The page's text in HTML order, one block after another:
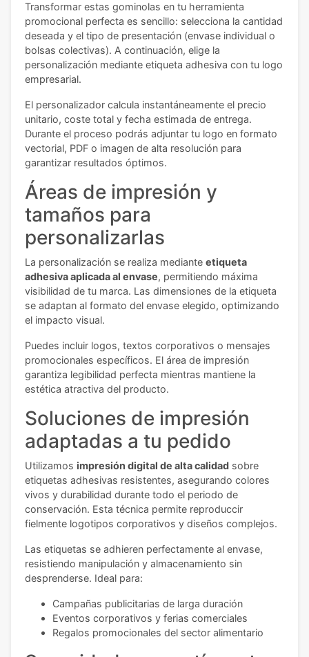
Transformar estas gominolas en tu herramienta
promocional perfecta es sencillo: selecciona la cantidad
deseada y el tipo de presentación (envase individual o
bolsas colectivas). A continuación, elige la
personalización mediante etiqueta adhesiva con tu logo
empresarial.
El personalizador calcula instantáneamente el precio
unitario, coste total y fecha estimada de entrega.
Durante el proceso podrás adjuntar tu logo en formato
vectorial, PDF o imagen de alta resolución para
garantizar resultados óptimos.
Áreas de impresión y
tamaños para
personalizarlas
La personalización se realiza mediante etiqueta
adhesiva aplicada al envase, permitiendo máxima
visibilidad de tu marca. Las dimensiones de la etiqueta
se adaptan al formato del envase elegido, optimizando
el impacto visual.
Puedes incluir logos, textos corporativos o mensajes
promocionales específicos. El área de impresión
garantiza legibilidad perfecta mientras mantiene la
estética atractiva del producto.
Soluciones de impresión
adaptadas a tu pedido
Utilizamos impresión digital de alta calidad sobre
etiquetas adhesivas resistentes, asegurando colores
vivos y durabilidad durante todo el periodo de
conservación. Esta técnica permite reproduccir
fielmente logotipos corporativos y diseños complejos.
Las etiquetas se adhieren perfectamente al envase,
resistiendo manipulación y almacenamiento sin
desprenderse. Ideal para:
Campañas publicitarias de larga duración
Eventos corporativos y ferias comerciales
Regalos promocionales del sector alimentario